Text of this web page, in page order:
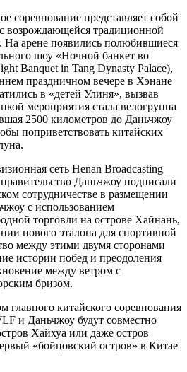
соревнование представляет собой
возрождающейся традиционной
На арене появились полюбившиеся
шоу «Ночной банкет во
Banquet in Tang Dynasty Palace),
праздничном вечере в Хэнане
в «детей Улиня», вызвав
мероприятия стала велогруппа
2500 километров до Даньчжоу
поприветствовать китайских
сеть Henan Broadcasting
Даньчжоу подписали
сотрудничестве в размещении
с использованием
торговли на острове Хайнань,
нового эталона для спортивной
между этими двумя сторонами
истории побед и преодоления
между ветром с
бризом.
главного китайского соревнования
и Даньчжоу будут совместно
Хайхуа или даже остров
«бойцовский остров» в Китае